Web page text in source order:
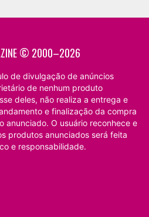
© 2000–2026
de divulgação de anúncios
de nenhum produto
deles, não realiza a entrega e
e finalização da compra
anunciado. O usuário reconhece e
produtos anunciados será feita
e responsabilidade.